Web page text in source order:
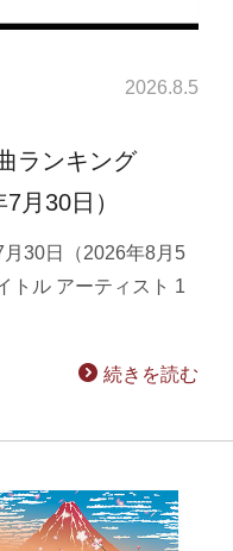
2026.8.5
ランキング
月30日）
30日（2026年8月5
トル アーティスト 1
続きを読む